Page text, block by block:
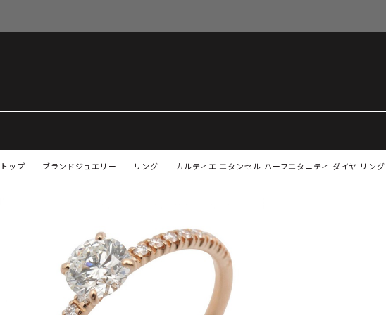
トップ カルティエ エタンセル ハーフエタニティ ダイヤ リン
ブランドジュエリー リング